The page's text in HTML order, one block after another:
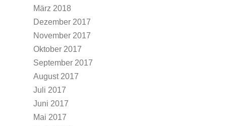
März 2018
Dezember 2017
November 2017
Oktober 2017
September 2017
August 2017
Juli 2017
Juni 2017
Mai 2017